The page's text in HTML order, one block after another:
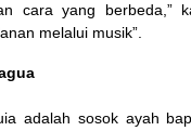
cara yang berbeda,”
melalui musik”.
adalah sosok ayah